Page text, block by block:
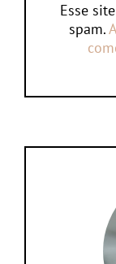
Esse
spam.